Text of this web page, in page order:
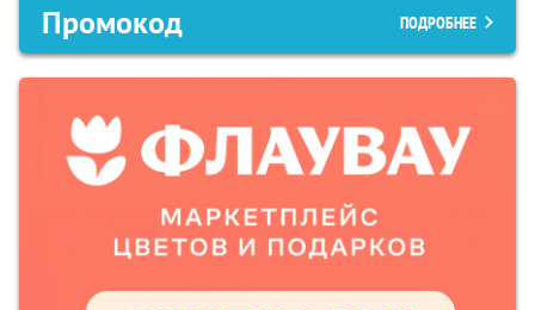
Промокод ПОДРОБНЕЕ